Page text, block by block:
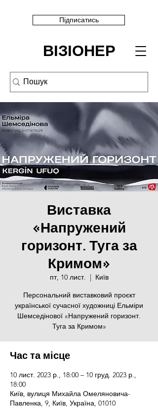
ВІЗІОНЕР
Підписатись
Виставка
«Напружений
горизонт. Туга за
Кримом»
пт, 10 лист.
  |
Київ
Персональний виставковий проєкт
української сучасної художниці Ельміри
Шемседінової «Напружений горизонт.
Туга за Кримом»
Час та місце
10 лист. 2023 р., 18:00 – 10 груд. 2023 р.,
18:00
Київ, вулиця Михайла Омеляновича-
Павленка, 9, Київ, Україна, 01010